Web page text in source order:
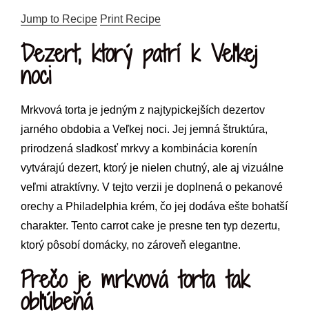
Jump to Recipe Print Recipe
Dezert, ktorý patrí k Veľkej
noci
Mrkvová torta je jedným z najtypickejších dezertov
jarného obdobia a Veľkej noci. Jej jemná štruktúra,
prirodzená sladkosť mrkvy a kombinácia korenín
vytvárajú dezert, ktorý je nielen chutný, ale aj vizuálne
veľmi atraktívny. V tejto verzii je doplnená o pekanové
orechy a Philadelphia krém, čo jej dodáva ešte bohatší
charakter. Tento carrot cake je presne ten typ dezertu,
ktorý pôsobí domácky, no zároveň elegantne.
Prečo je mrkvová torta tak
obľúbená